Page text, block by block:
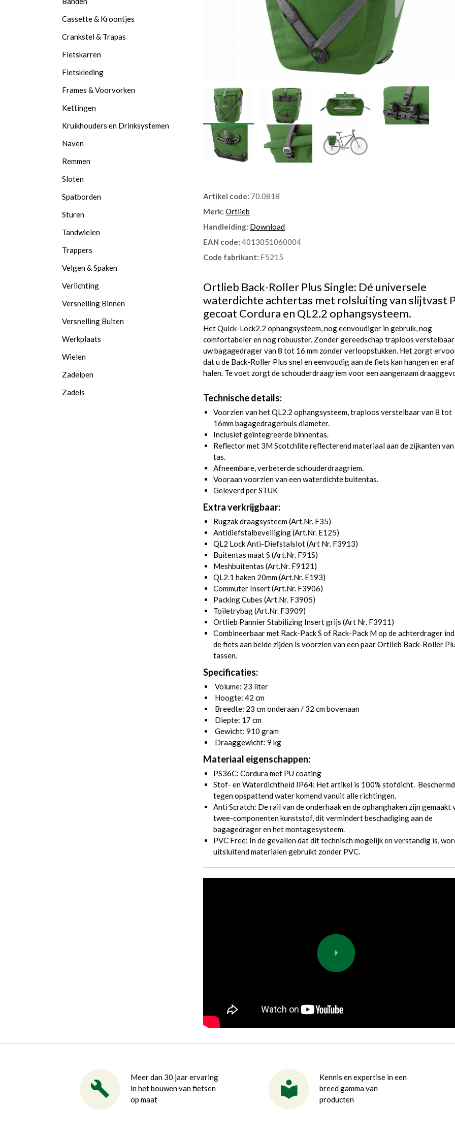
Artikel code: 70.0818
Merk: Ortlieb
Handleiding: Download
EAN code: 4013051060004
Code fabrikant: F5215
Ortlieb Back-Roller Plus Single: Dé universele
waterdichte achtertas met rolsluiting van slijtvast
gecoat Cordura en QL2.2 ophangsysteem.
Het Quick-Lock2.2 ophangsysteem, nog eenvoudiger in gebruik, nog
comfortabeler en nog robuuster. Zonder gereedschap traploos
uw bagagedrager van 8 tot 16 mm zonder verloopstukken. Het zorgt
dat u de Back-Roller Plus snel en eenvoudig aan de fiets kan hangen en eraf
halen. Te voet zorgt de schouderdraagriem voor een aangenaam
Technische details:
Voorzien van het QL2.2 ophangsysteem, traploos verstelbaar van 8 tot
16mm bagagedragerbuis diameter.
Inclusief geïntegreerde binnentas.
Reflector met 3M Scotchlite reflecterend materiaal aan de zijkanten van
tas.
Afneembare, verbeterde schouderdraagriem.
Vooraan voorzien van een waterdichte buitentas.
Geleverd per STUK
Extra verkrijgbaar:
Rugzak draagsysteem (Art.Nr. F35)
Antidiefstalbeveiliging (Art.Nr. E125)
QL2 Lock Anti-Diefstalslot (Art Nr. F3913)
Buitentas maat S (Art.Nr. F91S)
Meshbuitentas (Art.Nr. F9121)
QL2.1 haken 20mm (Art.Nr. E193)
Commuter Insert (Art.Nr. F3906)
Packing Cubes (Art.Nr. F3905)
Toiletrybag (Art.Nr. F3909)
Ortlieb Pannier Stabilizing Insert grijs (Art Nr. F3911)
Combineerbaar met Rack-Pack S of Rack-Pack M op de achterdrager
de fiets aan beide zijden is voorzien van een paar Ortlieb Back-Roller
tassen.
Specificaties:
Volume: 23 liter
Hoogte: 42 cm
Breedte: 23 cm onderaan / 32 cm bovenaan
Diepte: 17 cm
Gewicht: 910 gram
Draaggewicht: 9 kg
Materiaal eigenschappen:
PS36C: Cordura met PU coating
Stof- en Waterdichtheid IP64: Het artikel is 100% stofdicht. Beschermd
tegen opspattend water komend vanuit alle richtingen.
Anti Scratch: De rail van de onderhaak en de ophanghaken zijn gemaakt
twee-componenten kunststof, dit vermindert beschadiging aan de
bagagedrager en het montagesysteem.
PVC Free: In de gevallen dat dit technisch mogelijk en verstandig is,
uitsluitend materialen gebruikt zonder PVC.
Cassette & Kroontjes
Crankstel & Trapas
Fietskarren
Fietskleding
Frames & Voorvorken
Kettingen
Kruikhouders en Drinksystemen
Naven
Remmen
Sloten
Spatborden
Sturen
Tandwielen
Trappers
Velgen & Spaken
Verlichting
Versnelling Binnen
Versnelling Buiten
Werkplaats
Wielen
Zadelpen
Zadels
Meer dan 30 jaar ervaring
in het bouwen van fietsen
op maat
Kennis en expertise in een
breed gamma van
producten